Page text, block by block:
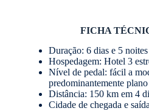
FICHA
Duração: 6 dias e 5 noites
Hospedagem: Hotel 3
Nível de pedal: fácil a
predominantemente plano
Distância: 150 km em 4
Cidade de chegada e